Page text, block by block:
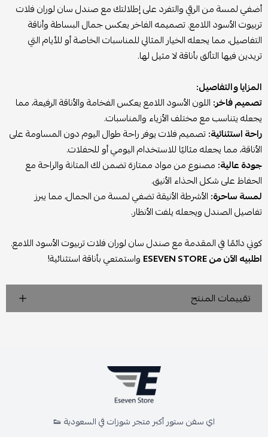
أضفي لمسة من الرقي والتفرد على إطلالتك مع صندل سان لوران فلات
تربيوت الأسود اللامع. تصميمه الفاخر يعكس جمال البساطة وأناقة
التفاصيل، مما يجعله الخيار المثالي للمناسبات الخاصة أو للأيام التي
تريدين فيها التألق بأناقة لا مثيل لها.
المزايا والتفاصيل:
تصميم فاخر: اللون الأسود اللامع يعكس الفخامة والأناقة الرفيعة، مما
يجعله يتناسب مع مختلف الأزياء والمناسبات.
راحة استثنائية:تصميم فلات يوفر راحة طوال اليوم دون المساومة على
الأناقة، مما يجعله مثاليًا للاستخدام اليومي أو للحفلات.
جودة عالية: مصنوع من مواد ممتازة تضمن لك المتانة والراحة مع
الحفاظ على شكل الحذاء الأنيق.
لمسة ساحرة: الأشرطة الأنيقة تضفي لمسة من الجمال، مما يبرز
تفاصيل الصندل ويجعله يلفت الأنظار.
كوني دائمًا في المقدمة مع صندل سان لوران فلات تربيوت الأسود اللامع.
اطلبيه الآن من ESEVEN STORE
واستمتعي بأناقة استثنائية!
تقييمات المنتج
اي سفن ستور أكبر متجر شوزات في السعودية 👟